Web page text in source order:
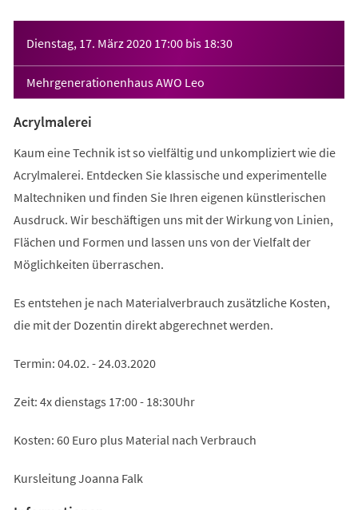
Dienstag, 17. März 2020 17:00 bis 18:30
Mehrgenerationenhaus AWO Leo
Acrylmalerei
Kaum eine Technik ist so vielfältig und unkompliziert wie die
Acrylmalerei. Entdecken Sie klassische und experimentelle
Maltechniken und finden Sie Ihren eigenen künstlerischen
Ausdruck. Wir beschäftigen uns mit der Wirkung von Linien,
Flächen und Formen und lassen uns von der Vielfalt der
Möglichkeiten überraschen.
Es entstehen je nach Materialverbrauch zusätzliche Kosten,
die mit der Dozentin direkt abgerechnet werden.
Termin: 04.02. - 24.03.2020
Zeit: 4x dienstags 17:00 - 18:30Uhr
Kosten: 60 Euro plus Material nach Verbrauch
Kursleitung Joanna Falk